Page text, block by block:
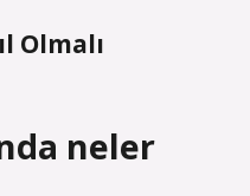
Olmalı
neler